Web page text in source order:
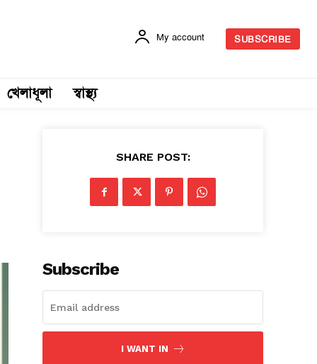
My account SUBSCRIBE
খেলাধূলা স্বাস্থ্য
SHARE POST:
Subscribe
I WANT IN